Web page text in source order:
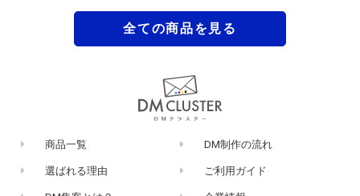
全ての商品を見る
商品一覧
選ばれる理由
DM制作の流れ
ご利用ガイド